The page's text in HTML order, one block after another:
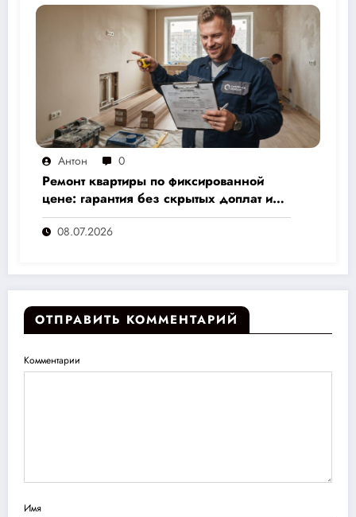
Антон 0
Ремонт квартиры по фиксированной
цене: гарантия без скрытых доплат и
переплат
08.07.2026
ОТПРАВИТЬ КОММЕНТАРИЙ
Комментарии
Имя